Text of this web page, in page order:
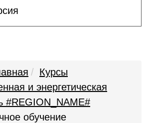
Курсы
и энергетическая
#REGION_NAME#
обучение